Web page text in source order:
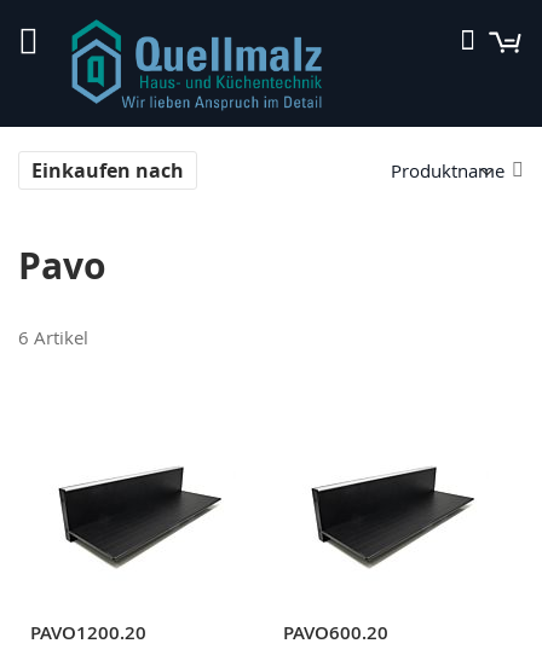
zum
Inhalt
Suche
Pavo
6 Artikel
PAVO1200.20 PAVO600.20
Einkaufen nach